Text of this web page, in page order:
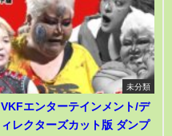
未分類
VKFエンターテインメント/デ
ィレクターズカット版 ダンプ